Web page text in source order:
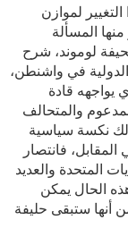
لموازن
المسألة
لوموند، شرح
في واشنطن،
يواجهه قادة
والمتحالف
نكسة سياسية
فانتصار
المتحدة والعديد
الحال يمكن
أنها ستبقى حليفة